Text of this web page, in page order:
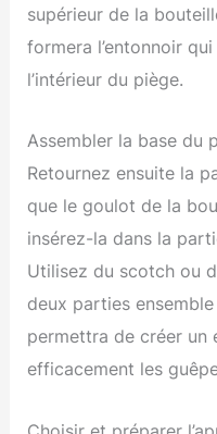
supérieur de la
formera l’entonnoir
l’intérieur du piège.
Assembler la base du
Retournez ensuite la
que le goulot de la
insérez-la dans la
Utilisez du scotch ou
deux parties
permettra de créer un
efficacement les